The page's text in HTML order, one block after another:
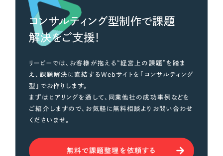
コンサルティング型制作で課題
解決をご支援！
リーピーでは、お客様が抱える“経営上の課題”を踏ま
え、課題解決に直結するWebサイトを「コンサルティング
型」でお作りします。
まずはヒアリングを通して、同業他社の成功事例などを
ご紹介しますので、お気軽に無料相談よりお問い合わせ
くださいませ。
無料で課題整理を依頼する